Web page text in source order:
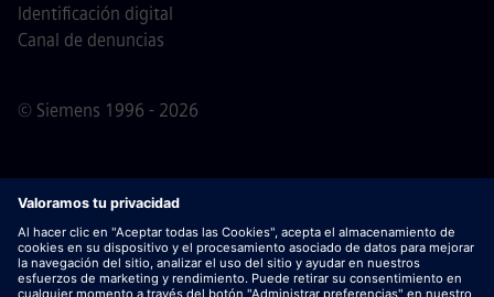
© Siemens 1996 - 2026
Identificación digital
Canal de denuncias
Nota importantePara todas las personas que quieran
unirse a nosotros, por favor, es importante tener en cuenta
que Siemens no solicita honorarios antes / durante /
después del proceso de solicitud. No pedimos datos